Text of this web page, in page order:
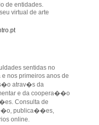
de entidades.
virtual de arte
sentidas no
nos primeiros anos de
atrav�s da
e da coopera��o
Consulta de
publica��es,
online.